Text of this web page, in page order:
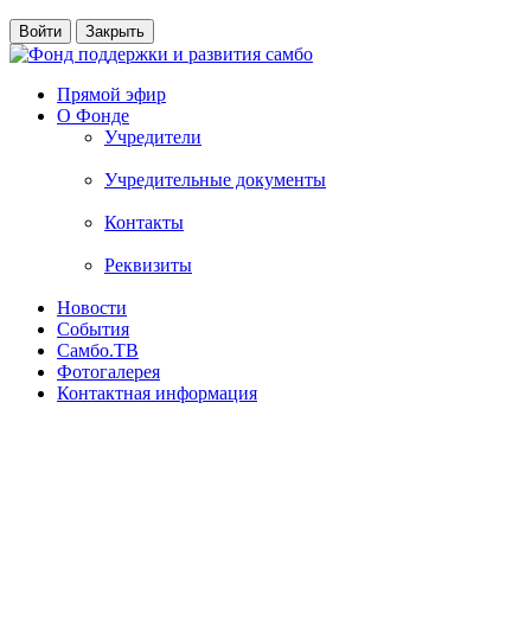
Прямой эфир
О Фонде
Учредители
Учредительные документы
Контакты
Реквизиты
Новости
События
Самбо.ТВ
Фотогалерея
Контактная информация